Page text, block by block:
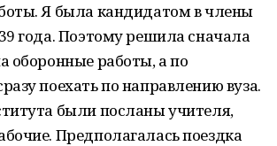
Я была кандидатом в члены
года. Поэтому решила сначала
оборонные работы, а по
поехать по направлению вуза.
были посланы учителя,
Предполагалась поездка